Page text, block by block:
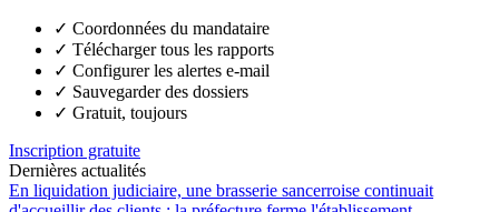
✓ Coordonnées du mandataire
✓ Télécharger tous les rapports
✓ Configurer les alertes e-mail
✓ Sauvegarder des dossiers
✓ Gratuit, toujours
Inscription gratuite
Dernières actualités
En liquidation judiciaire, une brasserie sancerroise continuait